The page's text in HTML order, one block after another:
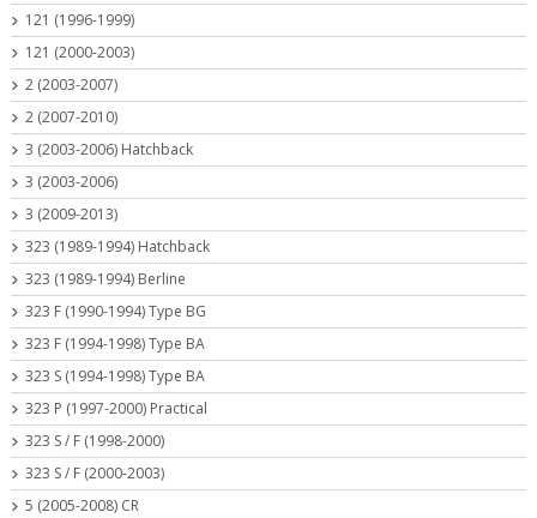
121 (1996-1999)
121 (2000-2003)
2 (2003-2007)
2 (2007-2010)
3 (2003-2006) Hatchback
3 (2003-2006)
3 (2009-2013)
323 (1989-1994) Hatchback
323 (1989-1994) Berline
323 F (1990-1994) Type BG
323 F (1994-1998) Type BA
323 S (1994-1998) Type BA
323 P (1997-2000) Practical
323 S / F (1998-2000)
323 S / F (2000-2003)
5 (2005-2008) CR